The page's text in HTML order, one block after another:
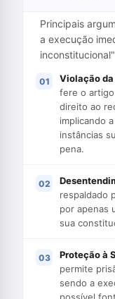
Principais
a execução
Violação
fere o artigo
direito ao
implicando
instâncias
pena.
respaldado
por apenas
sua
Proteção à
permite
sendo a